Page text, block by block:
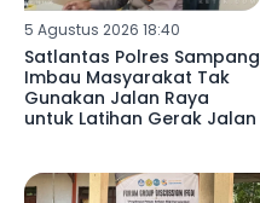
5 Agustus 2026 18:40
Satlantas Polres Sampang
Imbau Masyarakat Tak
Gunakan Jalan Raya
untuk Latihan Gerak Jalan